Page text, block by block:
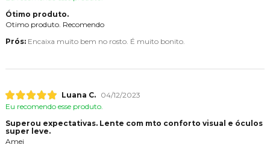
Ótimo produto.
Otimo produto. Recomendo
Prós: Encaixa muito bem no rosto. É muito bonito.
Luana C.
04/12/2023
Eu recomendo esse produto.
Superou expectativas. Lente com mto conforto visual e óculos
super leve.
Amei